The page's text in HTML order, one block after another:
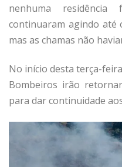
nenhuma
continuaram agindo até
mas as chamas não
No início desta terça-
Bombeiros irão
para dar continuidade